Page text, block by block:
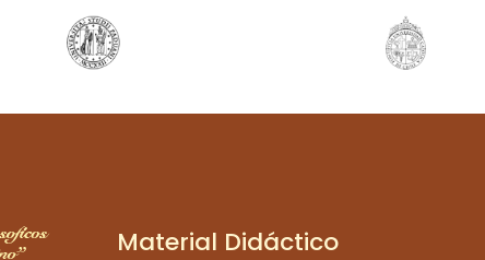
Material Didáctico